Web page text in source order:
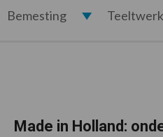
Bemesting
Made in Holland: